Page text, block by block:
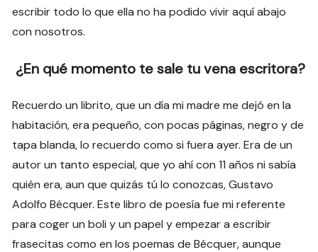
escribir todo lo que ella no ha podido vivir aquí abajo
con nosotros.
¿En qué momento te sale tu vena escritora?
Recuerdo un librito, que un día mi madre me dejó en la
habitación, era pequeño, con pocas páginas, negro y de
tapa blanda, lo recuerdo como si fuera ayer. Era de un
autor un tanto especial, que yo ahí con 11 años ni sabía
quién era, aun que quizás tú lo conozcas, Gustavo
Adolfo Bécquer. Este libro de poesía fue mi referente
para coger un boli y un papel y empezar a escribir
frasecitas como en los poemas de Bécquer, aunque